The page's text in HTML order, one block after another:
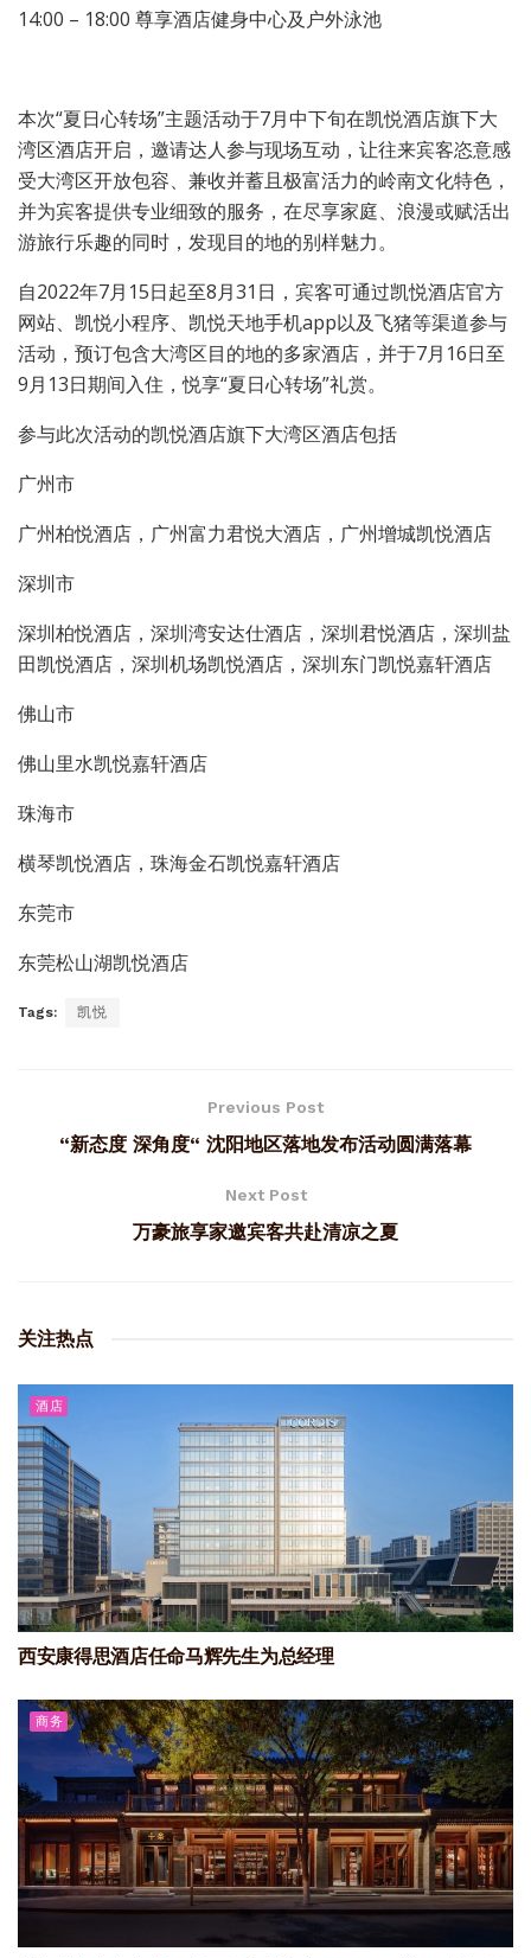
14:00 – 18:00 尊享酒店健身中心及户外泳池
本次“夏日心转场”主题活动于7月中下旬在凯悦酒店旗下大
湾区酒店开启，邀请达人参与现场互动，让往来宾客恣意感
受大湾区开放包容、兼收并蓄且极富活力的岭南文化特色，
并为宾客提供专业细致的服务，在尽享家庭、浪漫或赋活出
游旅行乐趣的同时，发现目的地的别样魅力。
自2022年7月15日起至8月31日，宾客可通过凯悦酒店官方
网站、凯悦小程序、凯悦天地手机app以及飞猪等渠道参与
活动，预订包含大湾区目的地的多家酒店，并于7月16日至
9月13日期间入住，悦享“夏日心转场”礼赏。
参与此次活动的凯悦酒店旗下大湾区酒店包括
广州市
广州柏悦酒店，广州富力君悦大酒店，广州增城凯悦酒店
深圳市
深圳柏悦酒店，深圳湾安达仕酒店，深圳君悦酒店，深圳盐
田凯悦酒店，深圳机场凯悦酒店，深圳东门凯悦嘉轩酒店
佛山市
佛山里水凯悦嘉轩酒店
珠海市
横琴凯悦酒店，珠海金石凯悦嘉轩酒店
东莞市
东莞松山湖凯悦酒店
Tags: 凯悦
Previous Post
“新态度 深角度“ 沈阳地区落地发布活动圆满落幕
Next Post
万豪旅享家邀宾客共赴清凉之夏
关注热点
酒店
西安康得思酒店任命马辉先生为总经理
商务